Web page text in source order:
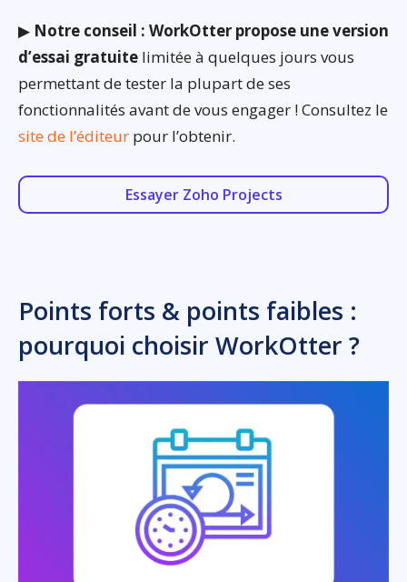
▶ Notre conseil : WorkOtter propose une version
d’essai gratuite limitée à quelques jours vous
permettant de tester la plupart de ses
fonctionnalités avant de vous engager ! Consultez le
site de l’éditeur pour l’obtenir.
Essayer Zoho Projects
Points forts & points faibles :
pourquoi choisir WorkOtter ?